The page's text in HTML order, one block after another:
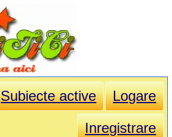
Subiecte active
Logare
Inregistrare